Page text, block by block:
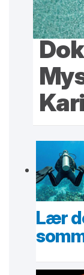
Lær